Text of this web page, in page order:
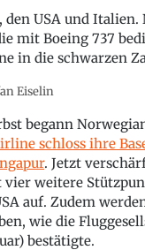
den USA und
mit Boeing 737
in die schwarzen
Eiselin
begann
schloss ihre
. Jetzt
vier weitere
auf. Zudem
wie die
bestätigte.